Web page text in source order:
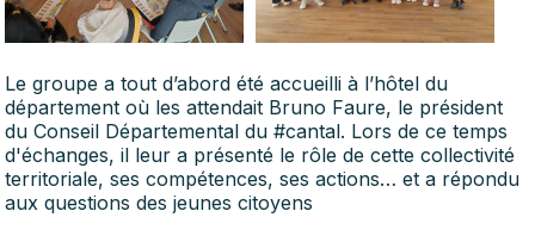
Le groupe a tout d’abord été accueilli à l’hôtel du
département où les attendait Bruno Faure, le président
du Conseil Départemental du#cantal. Lors de ce temps
d'échanges, il leur a présenté le rôle de cette collectivité
territoriale, ses compétences, ses actions… et a répondu
aux questions des jeunes citoyens